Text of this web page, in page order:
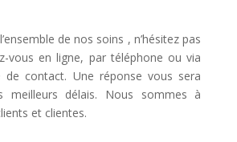
de nos soins , n’hésitez pas
vous en ligne, par téléphone ou via
de contact. Une réponse vous sera
meilleurs délais. Nous sommes à
et clientes.